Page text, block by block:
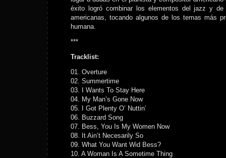
éxito logró combinar los elementos del jazz y de
americanas, tocando algunos de los temas más
humana.
***
Tracklist:
01. Overture
02. Summertime
03. I Wants To Stay Here
04. My Man’s Gone Now
05. I Got Plenty O’ Nuttin’
06. Buzzard Song
07. Bess, You Is My Women Now
08. It Ain’t Necesarily So
09. What You Want Wid Bess?
10. A Woman Is A Sometime Thing